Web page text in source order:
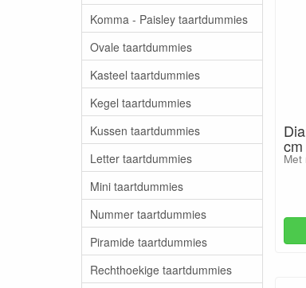
Komma - Paisley taartdummies
Ovale taartdummies
Kasteel taartdummies
Kegel taartdummies
Kussen taartdummies
Letter taartdummies
Mini taartdummies
Nummer taartdummies
Piramide taartdummies
Rechthoekige taartdummies
Met